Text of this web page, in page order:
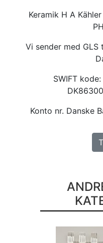
Keramik H A
Vi sender med
SWIFT kode:
Konto nr. Danske